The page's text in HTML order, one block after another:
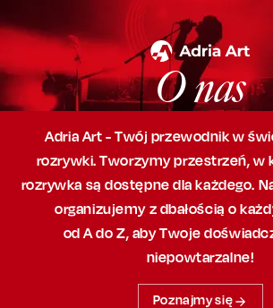
O nas
Adria Art - Twój przewodnik w
rozrywki. Tworzymy przestrzeń,w
rozrywka są dostępne dla każdego.
organizujemy z dbałością o
od A do Z, abyTwoje
niepowtarzalne!
Poznajmy się